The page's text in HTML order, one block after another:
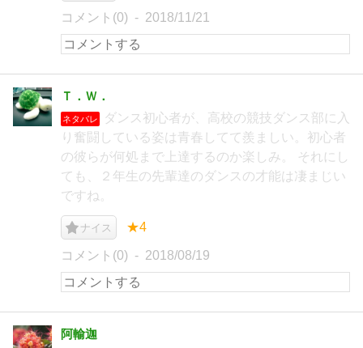
コメント(0) 2018/11/21
Ｔ．Ｗ．
ネタバレ
ダンス初心者が、高校の競技ダンス部に入
り奮闘している姿は青春してて羨ましい。初心者
の彼らが何処まで上達するのか楽しみ。 それにし
ても、２年生の先輩達のダンスの才能は凄まじい
ですね。
ナイス ★4
コメント(0) 2018/08/19
阿輸迦